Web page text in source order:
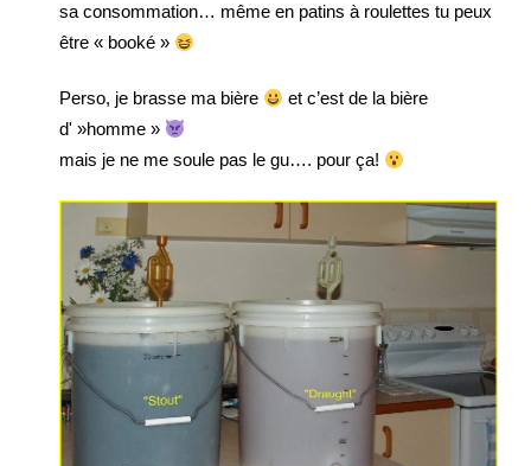
sa consommation… même en patins à roulettes tu peux
être « booké »
Perso, je brasse ma bière
et c’est de la bière
d' »homme »
mais je ne me soule pas le gu…. pour ça!